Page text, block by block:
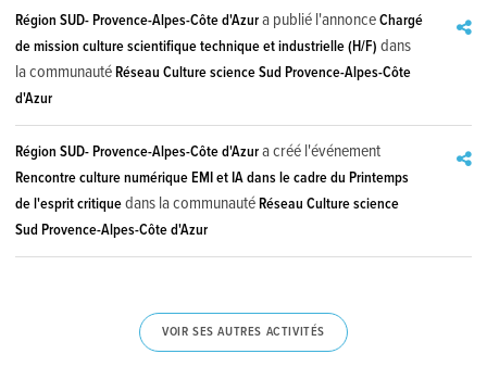
Région SUD- Provence-Alpes-Côte d'Azura publié l'annonceChargé
de mission culture scientifique technique et industrielle (H/F) dans
la communautéRéseau Culture science Sud Provence-Alpes-Côte
d'Azur
Région SUD- Provence-Alpes-Côte d'Azura créé l'événement
Rencontre culture numérique EMI et IA dans le cadre du Printemps
de l'esprit critiquedans la communautéRéseau Culture science
Sud Provence-Alpes-Côte d'Azur
VOIR SES AUTRES ACTIVITÉS